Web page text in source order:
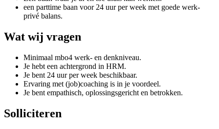
een parttime baan voor 24 uur per week met goede werk-
privé balans.
Wat wij vragen
Minimaal mbo4 werk- en denkniveau.
Je hebt een achtergrond in HRM.
Je bent 24 uur per week beschikbaar.
Ervaring met (job)coaching is in je voordeel.
Je bent empathisch, oplossingsgericht en betrokken.
Solliciteren